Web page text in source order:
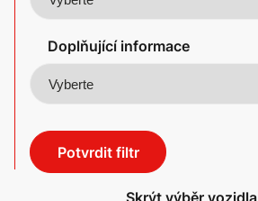
Doplňující informace
Potvrdit filtr
Skrýt výběr vozidla